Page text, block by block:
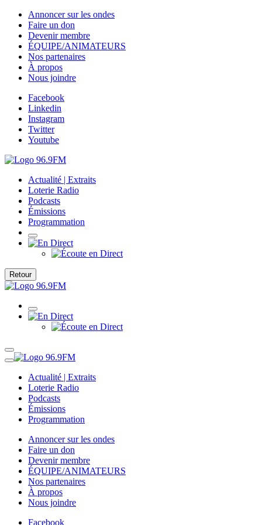
Annoncer sur les ondes
Faire un don
Devenir membre
ÉQUIPE/ANIMATEURS
Nos partenaires
À propos
Nous joindre
Facebook
Linkedin
Instagram
Twitter
Youtube
Actualité | Extraits
Loterie Radio
Podcasts
Émissions
Programmation
Retour
Actualité | Extraits
Loterie Radio
Podcasts
Émissions
Programmation
Annoncer sur les ondes
Faire un don
Devenir membre
ÉQUIPE/ANIMATEURS
Nos partenaires
À propos
Nous joindre
Facebook